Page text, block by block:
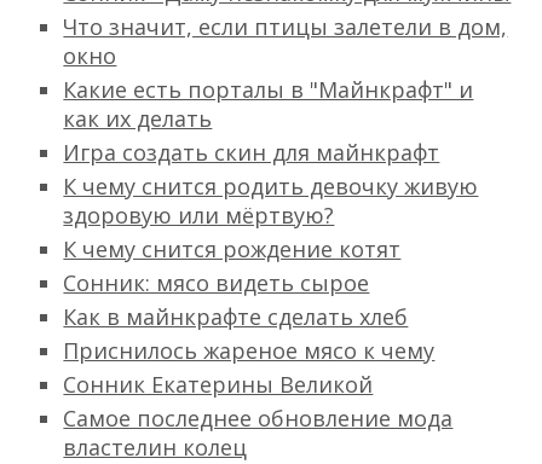
Что значит, если птицы залетели в дом,
окно
Какие есть порталы в "Майнкрафт" и
как их делать
Игра создать скин для майнкрафт
К чему снится родить девочку живую
здоровую или мёртвую?
К чему снится рождение котят
Сонник: мясо видеть сырое
Как в майнкрафте сделать хлеб
Приснилось жареное мясо к чему
Сонник Екатерины Великой
Самое последнее обновление мода
властелин колец